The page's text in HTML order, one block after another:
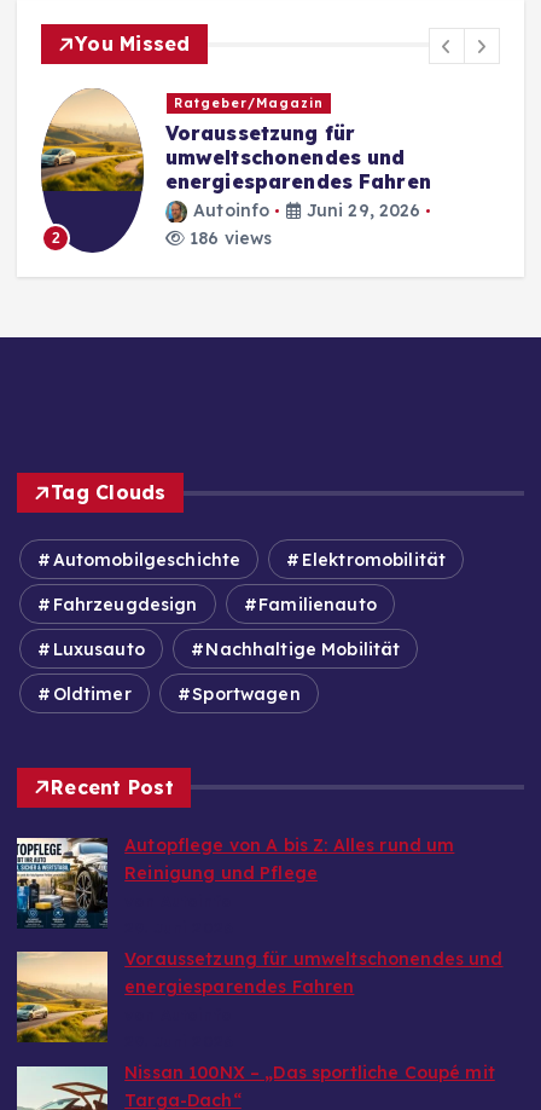
You Missed
2
Ratgeber/Magazin
Voraussetzung für
umweltschonendes und
energiesparendes Fahren
Autoinfo
Juni 29, 2026
186 views
Tag Clouds
Automobilgeschichte Elektromobilität
Fahrzeugdesign Familienauto
Luxusauto Nachhaltige Mobilität
Oldtimer Sportwagen
Recent Post
Autopflege von A bis Z: Alles rund um
Reinigung und Pflege
Voraussetzung für umweltschonendes und
energiesparendes Fahren
Nissan 100NX – „Das sportliche Coupé mit
Targa-Dach“